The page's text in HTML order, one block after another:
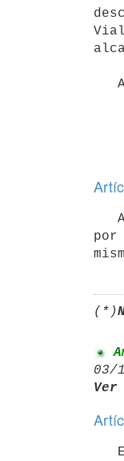
por
(*)